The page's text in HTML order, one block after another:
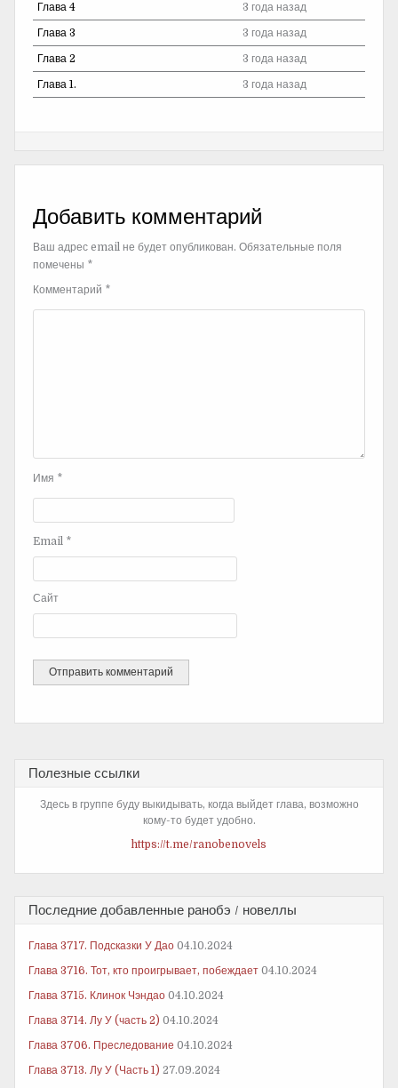
Глава 4 3 года назад
Глава 3 3 года назад
Глава 2 3 года назад
Глава 1. 3 года назад
Добавить комментарий
Ваш адрес email не будет опубликован. Обязательные поля
помечены *
Комментарий *
Имя *
Email *
Сайт
Полезные ссылки
Здесь в группе буду выкидывать, когда выйдет глава, возможно
кому-то будет удобно.
https://t.me/ranobenovels
Последние добавленные ранобэ / новеллы
Глава 3717. Подсказки У Дао 04.10.2024
Глава 3716. Тот, кто проигрывает, побеждает 04.10.2024
Глава 3715. Клинок Чэндао 04.10.2024
Глава 3714. Лу У (часть 2) 04.10.2024
Глава 3706. Преследование 04.10.2024
Глава 3713. Лу У (Часть 1) 27.09.2024